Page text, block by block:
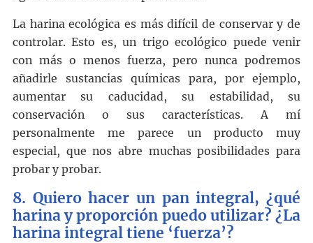
La harina ecológica es más difícil de conservar y de
controlar. Esto es, un trigo ecológico puede venir
con más o menos fuerza, pero nunca podremos
añadirle sustancias químicas para, por ejemplo,
aumentar su caducidad, su estabilidad, su
conservación o sus características. A mí
personalmente me parece un producto muy
especial, que nos abre muchas posibilidades para
probar y probar.
8. Quiero hacer un pan integral, ¿qué
harina y proporción puedo utilizar? ¿La
harina integral tiene ‘fuerza’?